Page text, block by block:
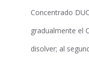
Concentrado
gradualmente el
disolver; al